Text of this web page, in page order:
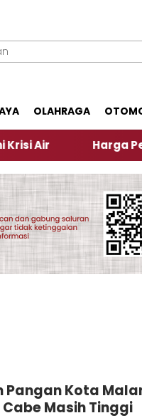
OLAHRAGA
Harga Pertamax
Pangan Kota
Masih Tinggi